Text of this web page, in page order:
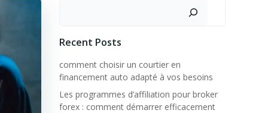
Recent Posts
comment choisir un courtier en
financement auto adapté à vos besoins
Les programmes d’affiliation pour broker
forex : comment démarrer efficacement